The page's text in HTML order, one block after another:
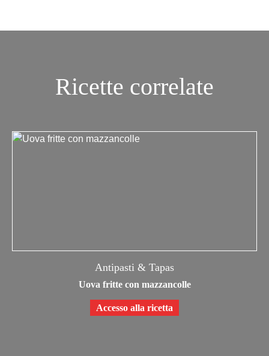
Ricette correlate
Antipasti & Tapas
Pollo al curry con gamberi e riso basmati
Accesso alla ricetta